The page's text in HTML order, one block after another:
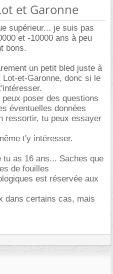
et Garonne
supérieur... je suis pas
et -10000 ans à peu
bons.
un petit bled juste à
et-Garonne, donc si le
poser des questions
éventuelles données
ressortir, tu peux essayer
t'y intéresser.
as 16 ans... Saches que
de fouilles
est réservée aux
dans certains cas, mais